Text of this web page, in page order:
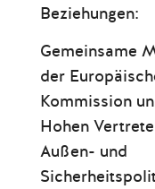
Beziehungen:
Gemeinsame
der
Kommission
Hohen
Außen- und